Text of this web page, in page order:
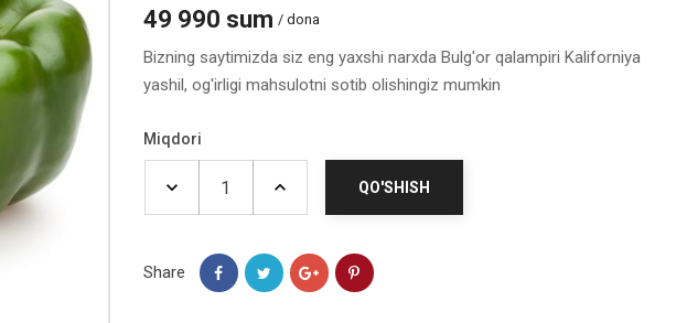
49 990 sum / dona
Bizning saytimizda siz eng yaxshi narxda Bulg'or qalampiri Kaliforniya
yashil, og'irligi mahsulotni sotib olishingiz mumkin
Miqdori
QO'SHISH
Share